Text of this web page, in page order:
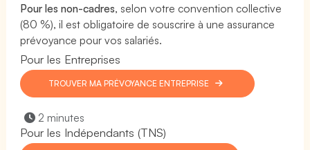
Pour les non-cadres, selon votre convention collective
(80 %), il est obligatoire de souscrire à une assurance
prévoyance pour vos salariés.
Pour les Entreprises
TROUVER MA PRÉVOYANCE ENTREPRISE
2 minutes
Pour les Indépendants (TNS)